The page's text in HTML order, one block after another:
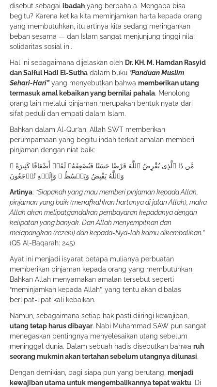
disebut sebagai ibadah yang berpahala. Mengapa bisa
begitu? Karena ketika kita meminjamkan harta kepada orang
yang membutuhkan, itu artinya kita sedang meringankan
beban sesama — dan Islam sangat menjunjung tinggi nilai
solidaritas sosial ini.
Hal ini sebagaimana dijelaskan oleh Dr. KH. M. Hamdan Rasyid
dan Saiful Hadi El-Sutha dalam buku “Panduan Muslim
Sehari-Hari”yang menyebutkan bahwa memberikan utang
termasuk amal kebaikan yang bernilai pahala. Menolong
orang lain melalui pinjaman merupakan bentuk nyata dari
sifat peduli dan empati dalam Islam.
Bahkan dalam Al-Qur’an, Allah SWT memberikan
perumpamaan yang begitu indah terkait amalan memberi
pinjaman dengan niat baik:
مَّن ذَا ٱلَّذِى يُقْرِضُ ٱللَّهَ قَرْضًا حَسَنًا فَيُضَٰعِفَهُۥ لَهُۥٓ أَضْعَافًا كَثِيرَةً ۚ
وَٱللَّهُ يَقْبِضُ وَيَبۡسُطُ ۖ وَإِلَيۡهِ تُرۡجَعُونَ
Artinya: “Siapakah yang mau memberi pinjaman kepada Allah,
pinjaman yang baik (menafkahkan hartanya di jalan Allah), maka
Allah akan melipatgandakan pembayaran kepadanya dengan
kelipatan yang banyak. Dan Allah menyempitkan dan
melapangkan (rezeki) dan kepada-Nya-lah kamu dikembalikan.”
(QS Al-Baqarah: 245)
Ayat ini menjadi isyarat betapa mulianya perbuatan
memberikan pinjaman kepada orang yang membutuhkan.
Bahkan Allah menyamakan amalan tersebut seperti
“meminjamkan kepada Allah”, yang tentu akan dibalas
berlipat-lipat kali kebaikan.
Namun, sebagaimana setiap hak pasti diiringi kewajiban,
utang tetap harus dibayar. Nabi Muhammad SAW pun sangat
menegaskan pentingnya menyelesaikan utang sebelum
meninggal dunia. Dalam sebuah hadis disebutkan bahwa ruh
seorang mukmin akan tertahan sebelum utangnya dilunasi.
Dengan demikian, bagi siapa pun yang berutang, menjadi
kewajiban utama untuk mengembalikannya tepat waktu. Di